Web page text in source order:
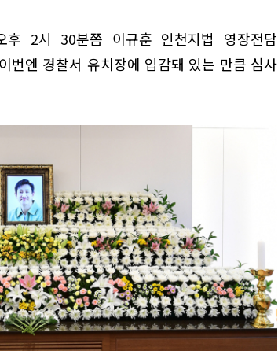
2시 30분쯤 이규훈 인천지법 영장전담
번엔 경찰서 유치장에 입감돼 있는 만큼 심사